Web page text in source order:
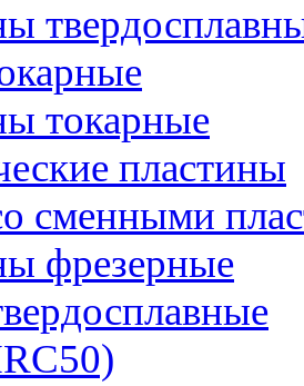
токарные
пластины
сменными
фрезерные